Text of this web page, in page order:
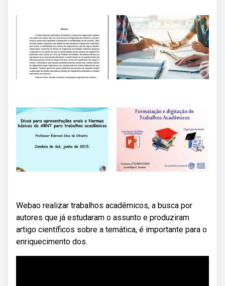
Webao realizar trabalhos acadêmicos, a busca por
autores que já estudaram o assunto e produziram
artigo científicos sobre a temática, é importante para o
enriquecimento dos.